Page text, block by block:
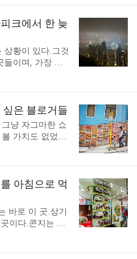
한 빨리 사겠다
다들 줄 서서 산
지는 않았지만 후
메뉴가 홍콩과는
흠이라면 흠일까.
맥주를 선택했
고 주장하는 피
못한 지구 어딘
크에서 한 늦
상황이 있다.그것
들이며, 가장 유
빅토리아피크
결국은 트램을
크트램.다행히도
긴 시간을 올
시에 먼저 탈려
토리아피크에서
왔는데, 상당히
당히 추웠다.
싶은 블로거들
냥 자그마한 쇼
가치도 없었다
에 들어가봤었
말로 걸러냈다고
구매자가 양말
않은 편.그리고
라는 가게.에그
이나 에그타르트
그를 운영하는
아침으로 먹
바로 이 곳.상기
곳이다.콘지는 홍
이라고 한다. 현